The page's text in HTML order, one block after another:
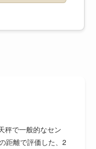
秤で一般的なセン
距離で評価した、2